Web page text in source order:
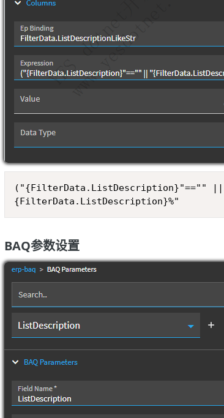
("{FilterData.ListDescription}"==""
{FilterData.ListDescription}%"
BAQ参数设置